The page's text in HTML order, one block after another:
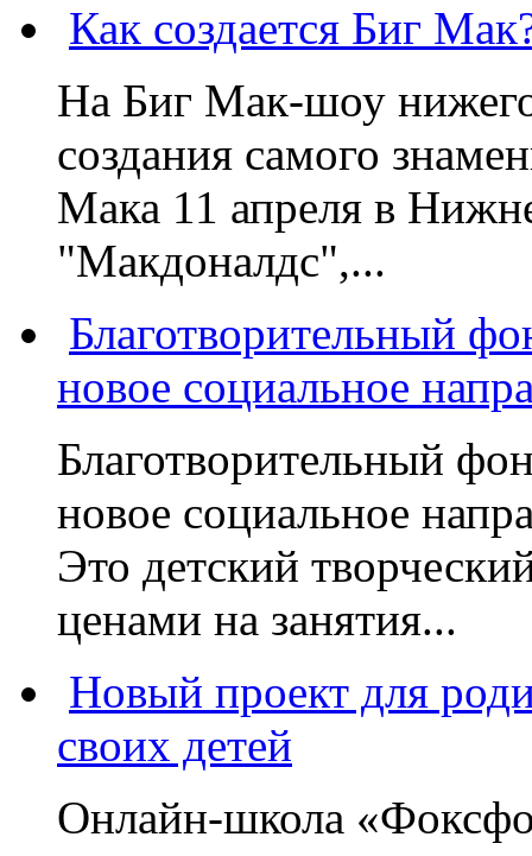
Как создается Биг
На Биг Мак-шоу
создания самого
Мака 11 апреля в
"Макдоналдс",...
Благотворительный
новое социальное
Благотворительный
новое социальное
Это детский
ценами на занятия...
Новый проект для
своих детей
Онлайн-школа